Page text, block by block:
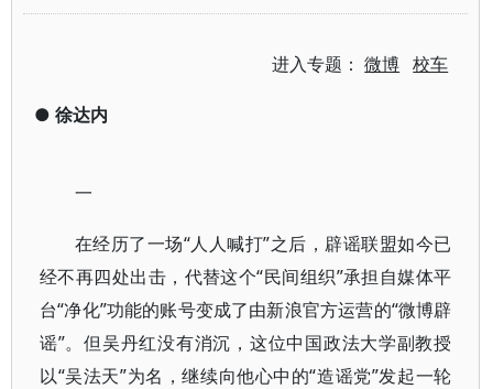
进入专题：微博 校车
● 徐达内
一
在经历了一场“人人喊打”之后，辟谣联盟如今已
经不再四处出击，代替这个“民间组织”承担自媒体平
台“净化”功能的账号变成了由新浪官方运营的“微博辟
谣”。但吴丹红没有消沉，这位中国政法大学副教授
以“吴法天”为名，继续向他心中的“造谣党”发起一轮